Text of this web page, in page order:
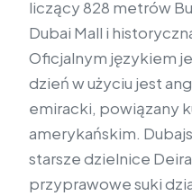
liczący 828 metrów
Dubai Mall i
Oficjalnym językiem
dzień w użyciu jest
emiracki, powiązany
amerykańskim.
starsze dzielnice
przyprawowe suki